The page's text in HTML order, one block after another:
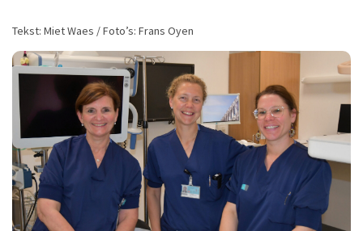
Tekst: Miet Waes / Foto’s: Frans Oyen